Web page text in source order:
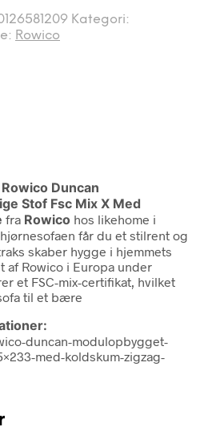
Kategori:
Rowico
Duncan
Stof Fsc Mix X Med
fra Rowico hos likehome i
får du et stilrent og
skaber hygge i hjemmets
af Rowico i Europa under
et FSC-mix-certifikat, hvilket
til et bære
duncan-modulopbygget-
med-koldskum-zigzag-